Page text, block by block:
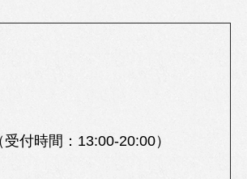
付時間：13:00-20:00）